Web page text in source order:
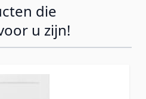
die
u zijn!